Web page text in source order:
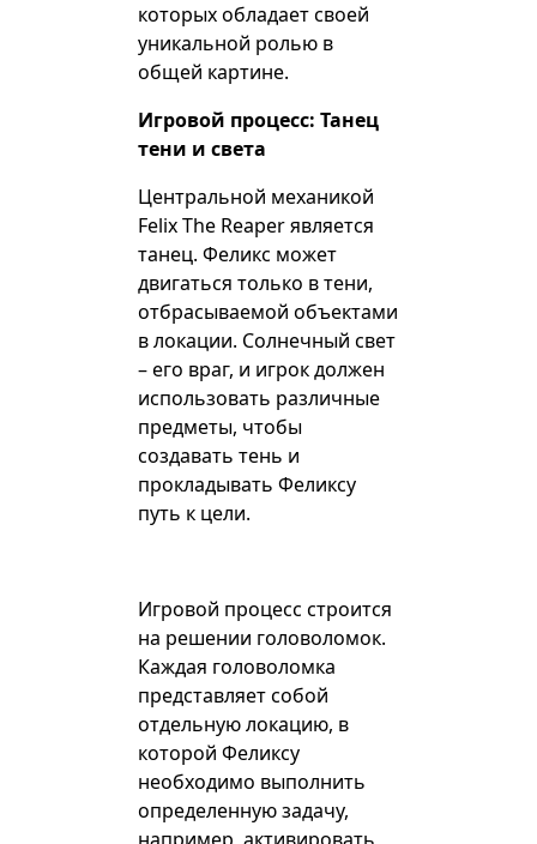
которых обладает своей
уникальной ролью в
общей картине.
Игровой процесс: Танец
тени и света
Центральной механикой
Felix The Reaper является
танец. Феликс может
двигаться только в тени,
отбрасываемой объектами
в локации. Солнечный свет
– его враг, и игрок должен
использовать различные
предметы, чтобы
создавать тень и
прокладывать Феликсу
путь к цели.
Игровой процесс строится
на решении головоломок.
Каждая головоломка
представляет собой
отдельную локацию, в
которой Феликсу
необходимо выполнить
определенную задачу,